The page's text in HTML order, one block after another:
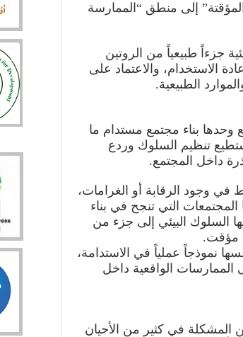
إلى منطق “الممارسة
جزءاً طبيعياً من الروتين
الاستخدام، والاعتماد على
الطبيعية.
وحدها بناء مجتمع مستدام ما
تنظيم السلوك وردع
داخل المجتمع.
في وجود الرقابة أو الغرامات،
المجتمعات التي تنجح في بناء
السلوك البيئي إلى جزء من
مؤقت.
نموذجاً عملياً في الاستدامة،
الواقعية داخل
المشكلة في كثير من الأحيان